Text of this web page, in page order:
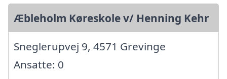
Æbleholm Køreskole v/ Henning Kehr
Sneglerupvej 9, 4571 Grevinge
Ansatte: 0